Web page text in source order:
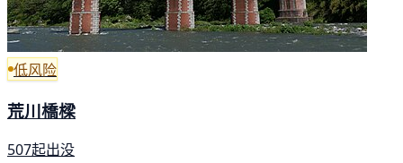
低风险
荒川橋樑
507起出没